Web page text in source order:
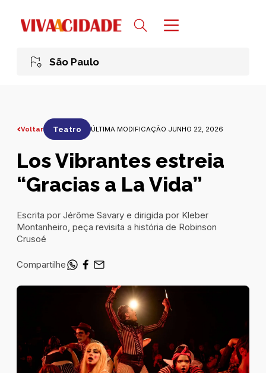
São Paulo
Voltar Teatro ÚLTIMA MODIFICAÇÃO JUNHO 22, 2026
Los Vibrantes estreia
“Gracias a La Vida”
Escrita por Jérôme Savary e dirigida por Kleber
Montanheiro, peça revisita a história de Robinson
Crusoé
Compartilhe